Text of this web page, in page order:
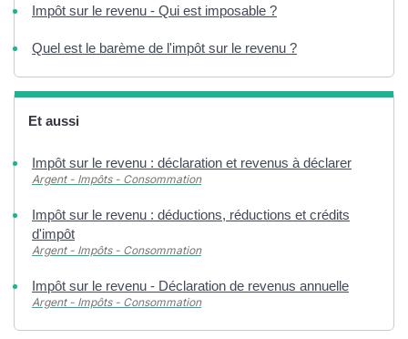
Impôt sur le revenu - Qui est imposable ?
Quel est le barème de l'impôt sur le revenu ?
Et aussi
Impôt sur le revenu : déclaration et revenus à déclarer
Argent - Impôts - Consommation
Impôt sur le revenu : déductions, réductions et crédits
d'impôt
Argent - Impôts - Consommation
Impôt sur le revenu - Déclaration de revenus annuelle
Argent - Impôts - Consommation